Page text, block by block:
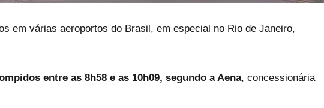
em várias aeroportos do Brasil, em especial no Rio de Janeiro,
entre as 8h58 e as 10h09, segundo a Aena, concessionária